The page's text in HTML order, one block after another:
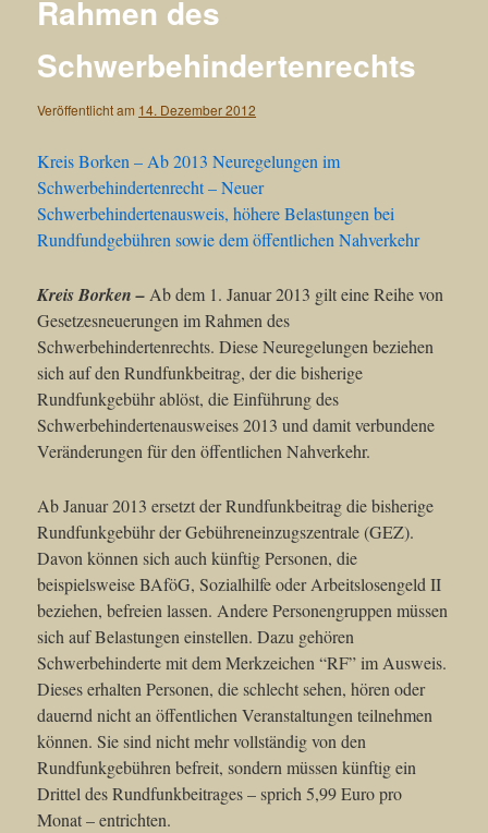
Rahmen des
Schwerbehindertenrechts
Veröffentlicht am 14. Dezember 2012
Kreis Borken – Ab 2013 Neuregelungen im
Schwerbehindertenrecht – Neuer
Schwerbehindertenausweis, höhere Belastungen bei
Rundfundgebühren sowie dem öffentlichen Nahverkehr
Kreis Borken –Ab dem 1. Januar 2013 gilt eine Reihe von
Gesetzesneuerungen im Rahmen des
Schwerbehindertenrechts. Diese Neuregelungen beziehen
sich auf den Rundfunkbeitrag, der die bisherige
Rundfunkgebühr ablöst, die Einführung des
Schwerbehindertenausweises 2013 und damit verbundene
Veränderungen für den öffentlichen Nahverkehr.
Ab Januar 2013 ersetzt der Rundfunkbeitrag die bisherige
Rundfunkgebühr der Gebühreneinzugszentrale (GEZ).
Davon können sich auch künftig Personen, die
beispielsweise BAföG, Sozialhilfe oder Arbeitslosengeld II
beziehen, befreien lassen. Andere Personengruppen müssen
sich auf Belastungen einstellen. Dazu gehören
Schwerbehinderte mit dem Merkzeichen “RF” im Ausweis.
Dieses erhalten Personen, die schlecht sehen, hören oder
dauernd nicht an öffentlichen Veranstaltungen teilnehmen
können. Sie sind nicht mehr vollständig von den
Rundfunkgebühren befreit, sondern müssen künftig ein
Drittel des Rundfunkbeitrages – sprich 5,99 Euro pro
Monat – entrichten.